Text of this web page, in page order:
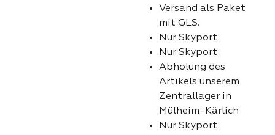
Versand als Paket
mit GLS.
Nur Skyport
Nur Skyport
Abholung des
Artikels unserem
Zentrallager in
Mülheim-Kärlich
Nur Skyport